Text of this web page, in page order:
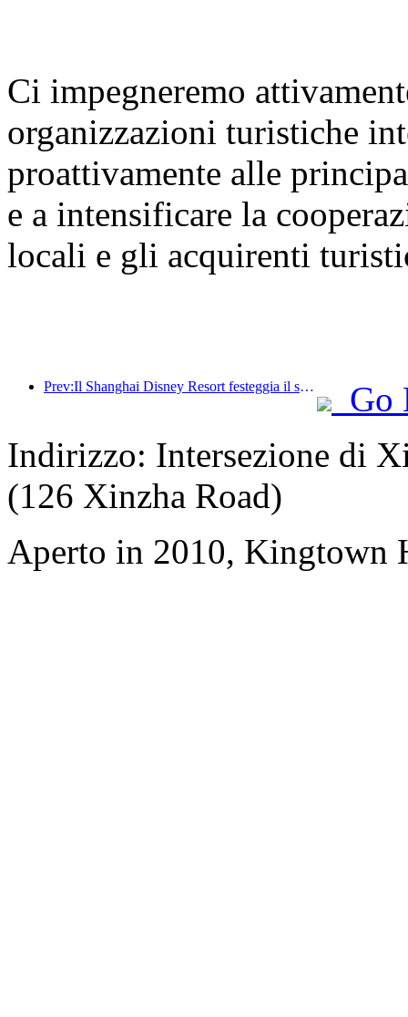
Ci impegneremo
organizzazioni turistiche
proattivamente alle
e a intensificare la
locali e gli acquirenti
Prev:Il Shanghai Disney Resort festeggia il suo decimo anniversario, avendo accolto finora oltre 100 milioni di visitatori.
Go
Indirizzo: Intersezione di
(126 Xinzha Road)
Aperto in 2010, Kingtown